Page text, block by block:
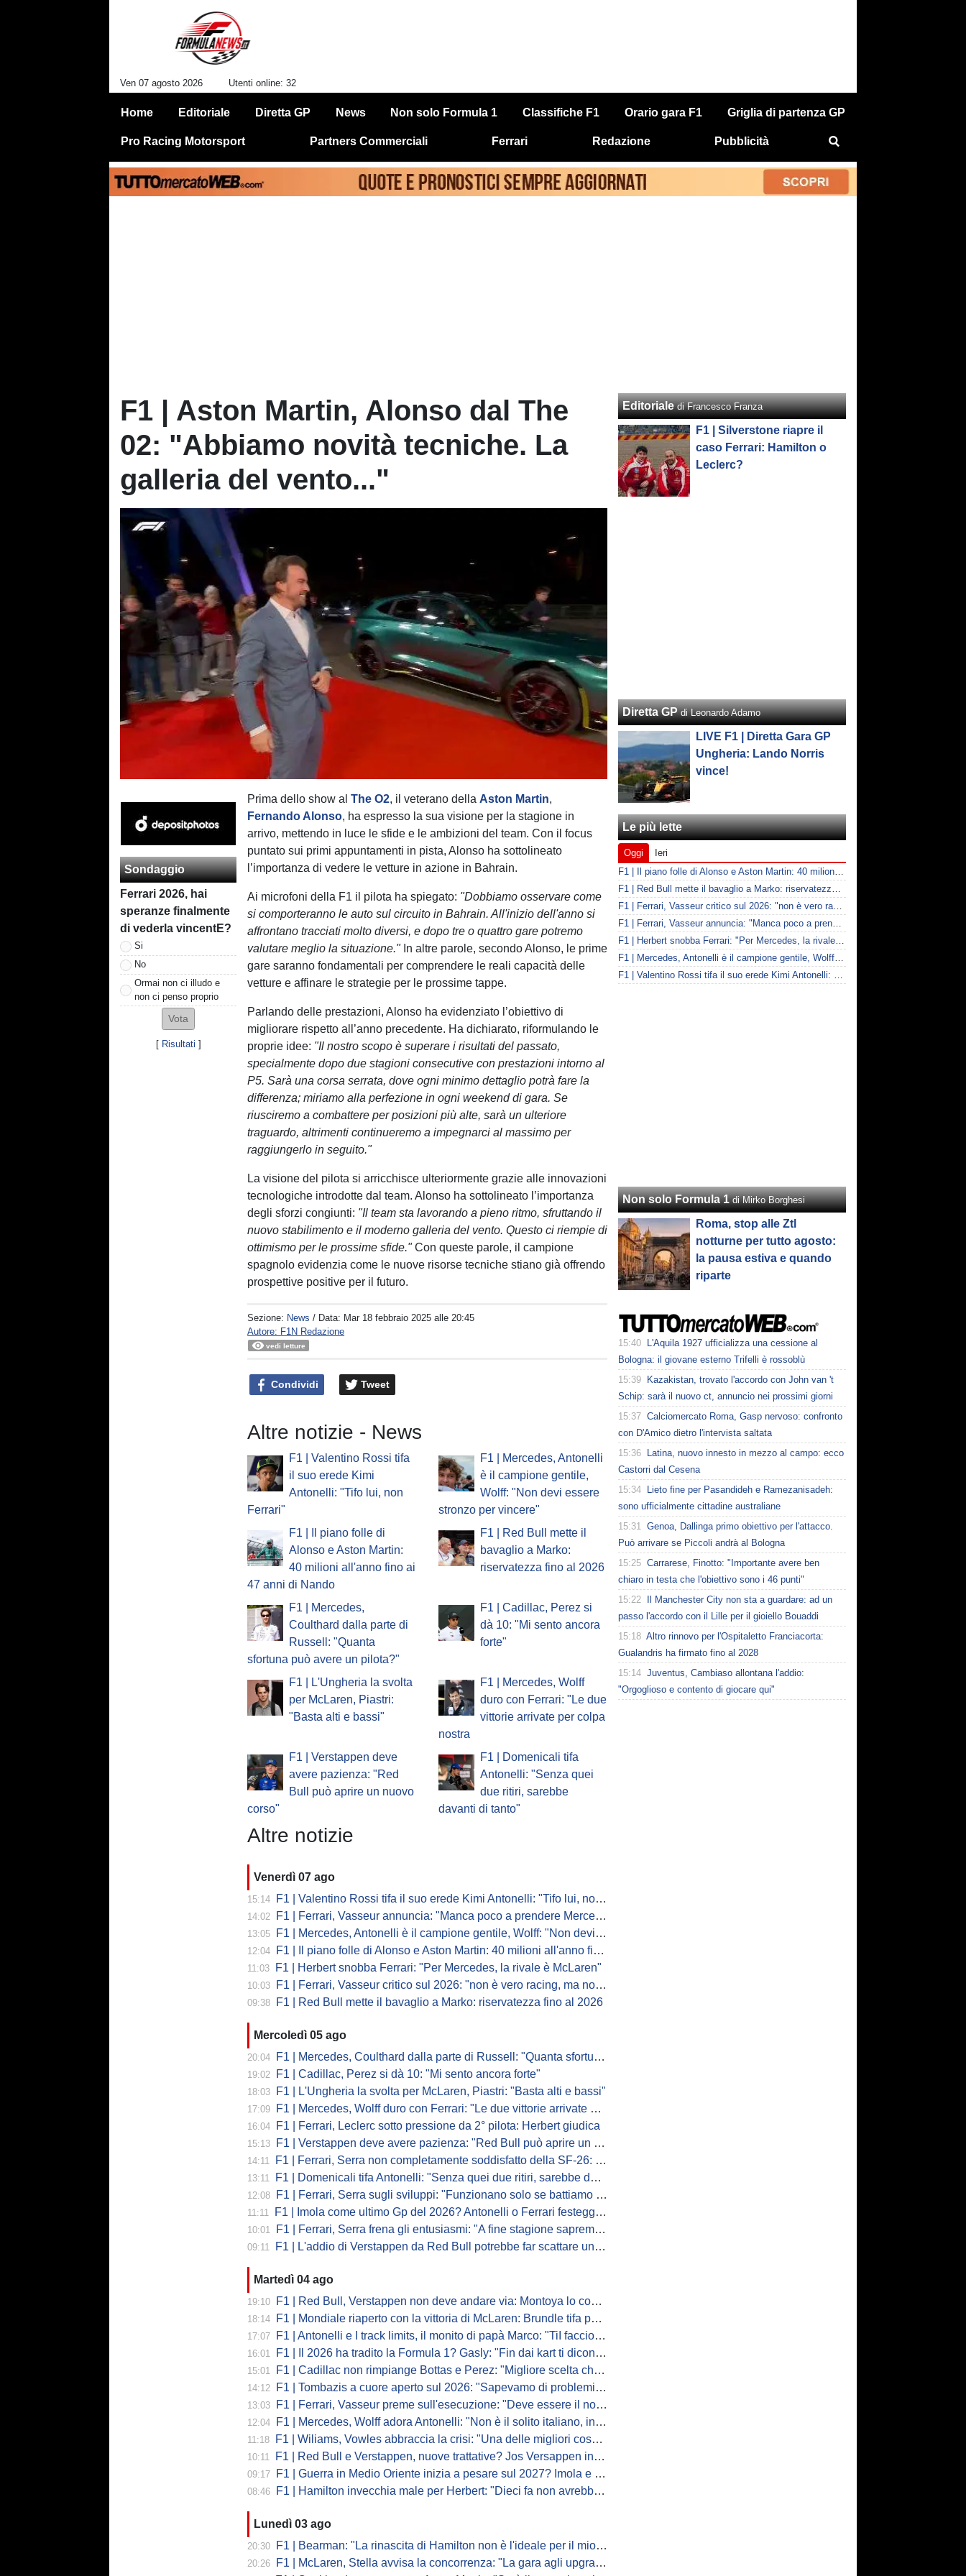
Ven 07 agosto 2026 Utenti online: 32
Home Editoriale Diretta GP News Non solo Formula 1 Classifiche F1 Orario gara F1 Griglia di partenza GP
Pro Racing Motorsport Partners Commerciali Ferrari Redazione Pubblicità
F1 | Aston Martin, Alonso dal The
02: "Abbiamo novità tecniche. La
galleria del vento..."
Sondaggio
Ferrari 2026, hai
speranze finalmente
di vederla vincentE?
Si
No
Ormai non ci illudo e
non ci penso proprio
[ Risultati ]
Prima dello show alThe O2, il veterano della Aston Martin,
Fernando Alonso, ha espresso la sua visione per la stagione in
arrivo, mettendo in luce le sfide e le ambizioni del team. Con il focus
puntato sui primi appuntamenti in pista, Alonso ha sottolineato
l’importanza di vedere le vetture in azione in Bahrain.
Ai microfoni della F1 il pilota ha spiegato: "Dobbiamo osservare come
si comporteranno le auto sul circuito in Bahrain. All'inizio dell'anno si
affrontano tracciati molto diversi, e dopo tre o quattro gare potremo
valutare meglio la situazione."In altre parole, secondo Alonso, le prime
gare saranno fondamentali per comprendere le reali capacità delle
vetture e affinare le strategie per le prossime tappe.
Parlando delle prestazioni, Alonso ha evidenziato l’obiettivo di
migliorare rispetto all’anno precedente. Ha dichiarato, riformulando le
proprie idee: "Il nostro scopo è superare i risultati del passato,
specialmente dopo due stagioni consecutive con prestazioni intorno al
P5. Sarà una corsa serrata, dove ogni minimo dettaglio potrà fare la
differenza; miriamo alla perfezione in ogni weekend di gara. Se
riusciremo a combattere per posizioni più alte, sarà un ulteriore
traguardo, altrimenti continueremo a impegnarci al massimo per
raggiungerlo in seguito."
La visione del pilota si arricchisce ulteriormente grazie alle innovazioni
tecnologiche introdotte dal team. Alonso ha sottolineato l’importanza
degli sforzi congiunti: "Il team sta lavorando a pieno ritmo, sfruttando il
nuovo stabilimento e il moderno galleria del vento. Questo ci riempie di
ottimismo per le prossime sfide."Con queste parole, il campione
spagnolo evidenzia come le nuove risorse tecniche stiano già offrendo
prospettive positive per il futuro.
Sezione: News / Data: Mar 18 febbraio 2025 alle 20:45
Autore: F1N Redazione
vedi letture
Condividi Tweet
Altre notizie - News
F1 | Valentino Rossi tifa
il suo erede Kimi
Antonelli: "Tifo lui, non
Ferrari"
F1 | Mercedes, Antonelli
è il campione gentile,
Wolff: "Non devi essere
stronzo per vincere"
F1 | Il piano folle di
Alonso e Aston Martin:
40 milioni all'anno fino ai
47 anni di Nando
F1 | Red Bull mette il
bavaglio a Marko:
riservatezza fino al 2026
F1 | Mercedes,
Coulthard dalla parte di
Russell: "Quanta
sfortuna può avere un pilota?"
F1 | Cadillac, Perez si
dà 10: "Mi sento ancora
forte"
F1 | L'Ungheria la svolta
per McLaren, Piastri:
"Basta alti e bassi"
F1 | Mercedes, Wolff
duro con Ferrari: "Le due
vittorie arrivate per colpa
nostra
F1 | Verstappen deve
avere pazienza: "Red
Bull può aprire un nuovo
corso"
F1 | Domenicali tifa
Antonelli: "Senza quei
due ritiri, sarebbe
davanti di tanto"
Altre notizie
Venerdì 07 ago
15:14 F1 | Valentino Rossi tifa il suo erede Kimi Antonelli: "Tifo lui, non Ferrari"
14:02 F1 | Ferrari, Vasseur annuncia: "Manca poco a prendere Mercedes, ma non basterà l'ADUO"
13:05 F1 | Mercedes, Antonelli è il campione gentile, Wolff: "Non devi essere stronzo per vincere"
12:04 F1 | Il piano folle di Alonso e Aston Martin: 40 milioni all'anno fino ai 47 anni di Nando
11:03 F1 | Herbert snobba Ferrari: "Per Mercedes, la rivale è McLaren"
10:03 F1 | Ferrari, Vasseur critico sul 2026: "non è vero racing, ma non è artificiale"
09:38 F1 | Red Bull mette il bavaglio a Marko: riservatezza fino al 2026
Mercoledì 05 ago
20:04 F1 | Mercedes, Coulthard dalla parte di Russell: "Quanta sfortuna può avere un pilota?"
19:02 F1 | Cadillac, Perez si dà 10: "Mi sento ancora forte"
18:03 F1 | L'Ungheria la svolta per McLaren, Piastri: "Basta alti e bassi"
17:09 F1 | Mercedes, Wolff duro con Ferrari: "Le due vittorie arrivate per colpa nostra
16:04 F1 | Ferrari, Leclerc sotto pressione da 2° pilota: Herbert giudica
15:13 F1 | Verstappen deve avere pazienza: "Red Bull può aprire un nuovo corso"
14:11 F1 | Ferrari, Serra non completamente soddisfatto della SF-26: "Non è solo la mia macchina"
13:11 F1 | Domenicali tifa Antonelli: "Senza quei due ritiri, sarebbe davanti di tanto"
12:08 F1 | Ferrari, Serra sugli sviluppi: "Funzionano solo se battiamo gli altri"
11:11 F1 | Imola come ultimo Gp del 2026? Antonelli o Ferrari festeggiano il titolo in casa...
10:01 F1 | Ferrari, Serra frena gli entusiasmi: "A fine stagione sapremo se SF-26 è forte"
09:11 F1 | L'addio di Verstappen da Red Bull potrebbe far scattare un domino: ne parla Fittipaldi
Martedì 04 ago
19:10 F1 | Red Bull, Verstappen non deve andare via: Montoya lo convince
18:14 F1 | Mondiale riaperto con la vittoria di McLaren: Brundle tifa papaya
17:07 F1 | Antonelli e I track limits, il monito di papà Marco: "TiI faccio fare la fine della gallina"
16:01 F1 | Il 2026 ha tradito la Formula 1? Gasly: "Fin dai kart ti dicono di non alzare il piede dal gas"
15:01 F1 | Cadillac non rimpiange Bottas e Perez: "Migliore scelta che potessimo fare"
14:12 F1 | Tombazis a cuore aperto sul 2026: "Sapevamo di problemi, ma serviva un accordo"
13:03 F1 | Ferrari, Vasseur preme sull'esecuzione: "Deve essere il nostro punto di forza"
12:04 F1 | Mercedes, Wolff adora Antonelli: "Non è il solito italiano, in bolla quando guida"
11:18 F1 | Wiliams, Vowles abbraccia la crisi: "Una delle migliori cose che potevano capitare"
10:11 F1 | Red Bull e Verstappen, nuove trattative? Jos Versappen insorge contro i giornalisti
09:17 F1 | Guerra in Medio Oriente inizia a pesare sul 2027? Imola e Barcellona osservano
08:46 F1 | Hamilton invecchia male per Herbert: "Dieci fa non avrebbe preso queste penalità"
Lunedì 03 ago
20:30 F1 | Bearman: "La rinascita di Hamilton non è l'ideale per il mio futuro in Ferrari"
20:26 F1 | McLaren, Stella avvisa la concorrenza: "La gara agli upgrade è appena iniziata"
Editoriale di Francesco Franza
F1 | Silverstone riapre il
caso Ferrari: Hamilton o
Leclerc?
Diretta GP di Leonardo Adamo
LIVE F1 | Diretta Gara GP
Ungheria: Lando Norris
vince!
Le più lette
Oggi
Ieri
F1 | Il piano folle di Alonso e Aston Martin: 40 milioni all'anno fino ai 47 anni di Nando
F1 | Red Bull mette il bavaglio a Marko: riservatezza fino al 2026
F1 | Ferrari, Vasseur critico sul 2026: "non è vero racing, ma non è artificiale"
F1 | Ferrari, Vasseur annuncia: "Manca poco a prendere Mercedes, ma non basterà l'ADUO"
F1 | Herbert snobba Ferrari: "Per Mercedes, la rivale è McLaren"
F1 | Mercedes, Antonelli è il campione gentile, Wolff: "Non devi essere stronzo per vincere"
F1 | Valentino Rossi tifa il suo erede Kimi Antonelli: "Tifo lui, non Ferrari"
Non solo Formula 1 di Mirko Borghesi
Roma, stop alle Ztl
notturne per tutto agosto:
la pausa estiva e quando
riparte
15:40
L'Aquila 1927 ufficializza una cessione al
Bologna: il giovane esterno Trifelli è rossoblù
15:39
Kazakistan, trovato l'accordo con John van 't
Schip: sarà il nuovo ct, annuncio nei prossimi giorni
15:37 Calciomercato Roma, Gasp nervoso: confronto
con D'Amico dietro l'intervista saltata
15:36
Latina, nuovo innesto in mezzo al campo: ecco
Castorri dal Cesena
15:34
Lieto fine per Pasandideh e Ramezanisadeh:
sono ufficialmente cittadine australiane
15:31 Genoa, Dallinga primo obiettivo per l'attacco.
Può arrivare se Piccoli andrà al Bologna
15:25 Carrarese, Finotto: "Importante avere ben
chiaro in testa che l'obiettivo sono i 46 punti"
15:22
Il Manchester City non sta a guardare: ad un
passo l'accordo con il Lille per il gioiello Bouaddi
15:18 Altro rinnovo per l'Ospitaletto Franciacorta:
Gualandris ha firmato fino al 2028
15:14 Juventus, Cambiaso allontana l'addio:
"Orgoglioso e contento di giocare qui"